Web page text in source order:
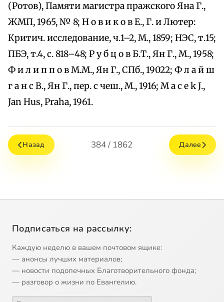
(Ротов), Памяти магистра пражского Яна Г.,
ЖМП, 1965, № 8; Н о в и к о в Е., Г. и Лютер:
Критич. исследование, ч.1–2, М., 1859; НЭС, т.15;
ПБЭ, т.4, с. 818–48; Р у б ц о в Б.Т., Ян Г., М., 1958;
Ф и л и п п о в М.М., Ян Г., СПб., 19022; Ф л а й ш
г а н с В., Ян Г., пер. с чеш., М., 1916; M a c e k J.,
Jan Hus, Praha, 1961.
Назад 384 / 1862 Далее
Подписаться на рассылку:
Каждую неделю в вашем почтовом ящике:
— анонсы лучших материалов;
— новости подопечных Благотворительного фонда;
— разговор о жизни по Евангелию.